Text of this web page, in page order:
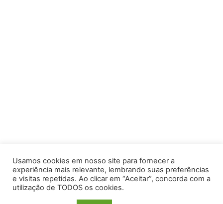
Usamos cookies em nosso site para fornecer a
experiência mais relevante, lembrando suas preferências
e visitas repetidas. Ao clicar em “Aceitar”, concorda com a
utilização de TODOS os cookies.